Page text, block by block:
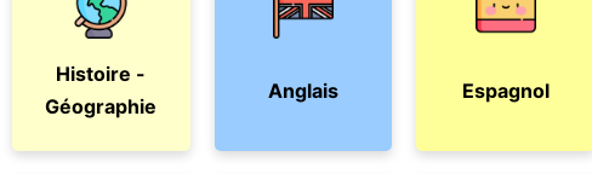
Histoire -
Géographie
Anglais Espagnol